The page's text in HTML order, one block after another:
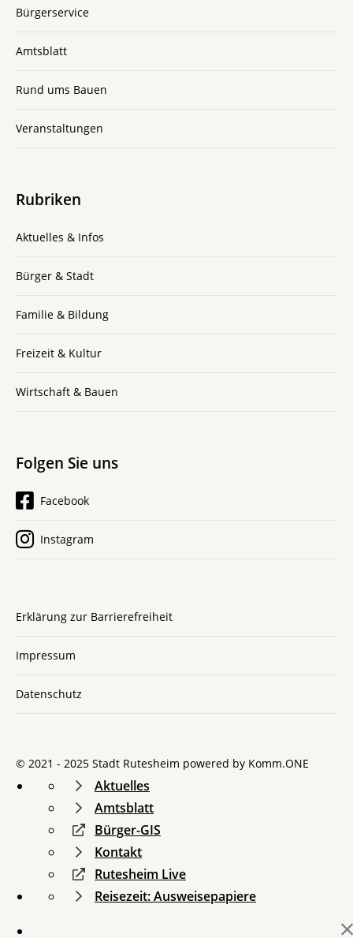
Bürgerservice
Amtsblatt
Rund ums Bauen
Veranstaltungen
Rubriken
Aktuelles & Infos
Bürger & Stadt
Familie & Bildung
Freizeit & Kultur
Wirtschaft & Bauen
Folgen Sie uns
Facebook
Instagram
Erklärung zur Barrierefreiheit
Impressum
Datenschutz
© 2021 - 2025 Stadt Rutesheim powered by Komm.ONE
Aktuelles
Amtsblatt
Bürger-GIS
Kontakt
Rutesheim Live
Reisezeit: Ausweisepapiere